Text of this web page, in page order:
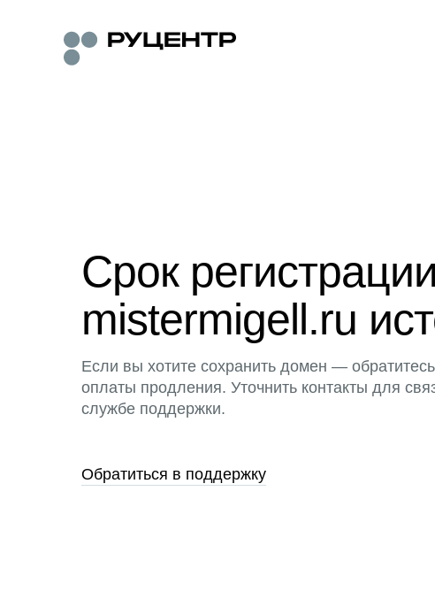
Срок
mistermigell.ru
Если вы хотите сохранить домен —
оплаты продления. Уточнить контакты для
службе поддержки.
Обратиться в поддержку